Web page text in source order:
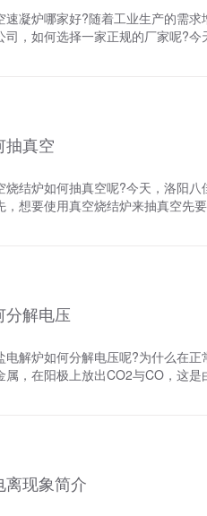
炉哪家好?随着工业生产的需求
司，如何选择一家正规的厂家呢
，覆盖多个金属和复合材料产业
能***等特点。 关于真空速凝炉哪
抽真空
炉如何抽真空呢?今天，洛阳八
想要使用真空烧结炉来抽真空先要
便是真空烧结炉抽真空的方法及
分解电压
解炉如何分解电压呢?为什么在正
属，在阳极上放出CO2与CO，这
在电极上获得电解产物所需要的
现象简介